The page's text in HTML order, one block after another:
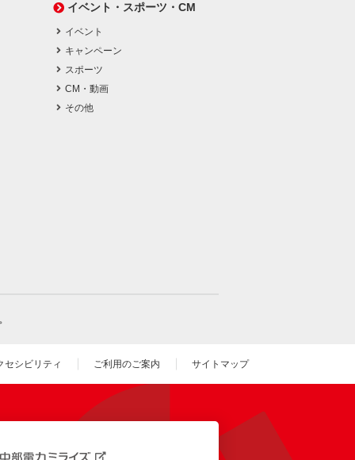
イベント・スポーツ・CM
イベント
キャンペーン
スポーツ
CM・動画
その他
セシビリティ ご利用のご案内 サイトマップ